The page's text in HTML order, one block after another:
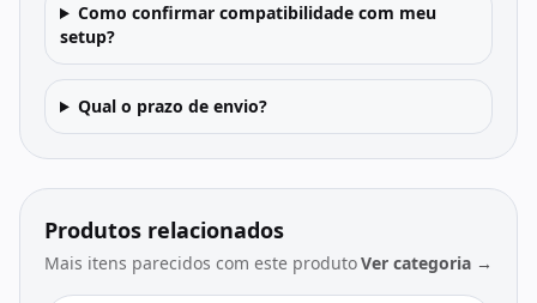
Como confirmar compatibilidade com meu
setup?
Qual o prazo de envio?
Produtos relacionados
Mais itens parecidos com este produtoVer categoria →